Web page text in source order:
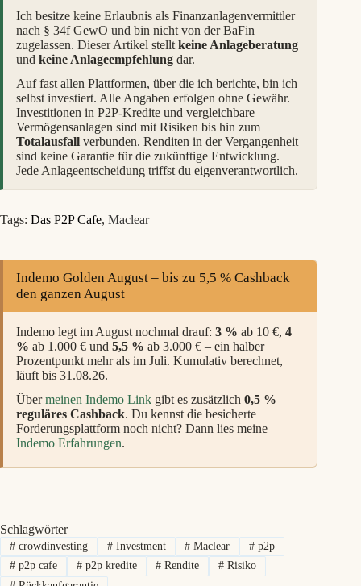
Ich besitze keine Erlaubnis als Finanzanlagenvermittler
nach § 34f GewO und bin nicht von der BaFin
zugelassen. Dieser Artikel stellt keine Anlageberatung
und keine Anlageempfehlung dar.
Auf fast allen Plattformen, über die ich berichte, bin ich
selbst investiert. Alle Angaben erfolgen ohne Gewähr.
Investitionen in P2P-Kredite und vergleichbare
Vermögensanlagen sind mit Risiken bis hin zum
Totalausfall verbunden. Renditen in der Vergangenheit
sind keine Garantie für die zukünftige Entwicklung.
Jede Anlageentscheidung triffst du eigenverantwortlich.
Tags: Das P2P Cafe, Maclear
Indemo Golden August – bis zu 5,5 % Cashback
den ganzen August
Indemo legt im August nochmal drauf: 3 % ab 10 €, 4
% ab 1.000 € und 5,5 % ab 3.000 € – ein halber
Prozentpunkt mehr als im Juli. Kumulativ berechnet,
läuft bis 31.08.26.
Übermeinen Indemo Link gibt es zusätzlich 0,5 %
reguläres Cashback. Du kennst die besicherte
Forderungsplattform noch nicht? Dann lies meine
Indemo Erfahrungen.
Schlagwörter
#crowdinvesting #Investment # Maclear # p2p
#p2p cafe #p2p kredite # Rendite # Risiko